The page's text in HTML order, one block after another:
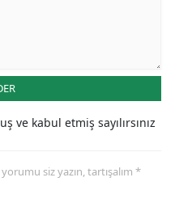
ve kabul etmiş sayılırsınız
siz yazın, tartışalım *